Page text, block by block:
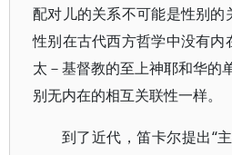
配对儿的关系不可能是性别的
性别在古代西方哲学中没有内
太－基督教的至上神耶和华的
别无内在的相互关联性一样。
到了近代，笛卡尔提出“